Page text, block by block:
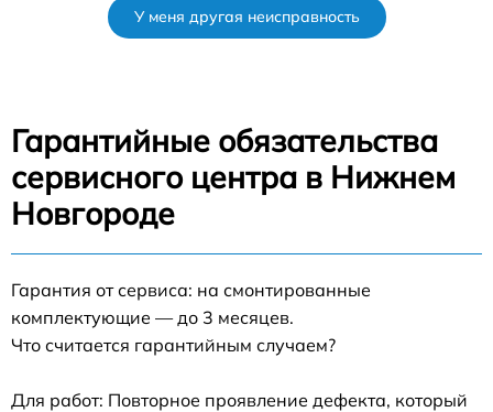
У меня другая неисправность
Гарантийные обязательства
сервисного центра в Нижнем
Новгороде
Гарантия от сервиса: на смонтированные
комплектующие — до 3 месяцев.
Что считается гарантийным случаем?
Для работ: Повторное проявление дефекта, который